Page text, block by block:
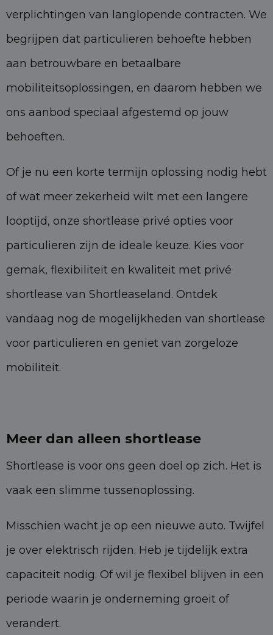
verplichtingen van langlopende contracten. We
begrijpen dat particulieren behoefte hebben
aan betrouwbare en betaalbare
mobiliteitsoplossingen, en daarom hebben we
ons aanbod speciaal afgestemd op jouw
behoeften.
Of je nu een korte termijn oplossing nodig hebt
of wat meer zekerheid wilt met een langere
looptijd, onze shortlease privé opties voor
particulieren zijn de ideale keuze. Kies voor
gemak, flexibiliteit en kwaliteit met privé
shortlease van Shortleaseland. Ontdek
vandaag nog de mogelijkheden van shortlease
voor particulieren en geniet van zorgeloze
mobiliteit.
Meer dan alleen shortlease
Shortlease is voor ons geen doel op zich. Het is
vaak een slimme tussenoplossing.
Misschien wacht je op een nieuwe auto. Twijfel
je over elektrisch rijden. Heb je tijdelijk extra
capaciteit nodig. Of wil je flexibel blijven in een
periode waarin je onderneming groeit of
verandert.